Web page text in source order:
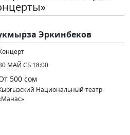
Эркинбеков
МАЙ СБ 18:00
500 сом
Национальный театр